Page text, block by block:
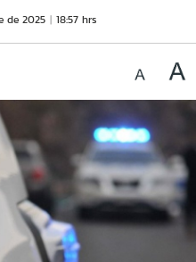
de 2025 18:57 hrs